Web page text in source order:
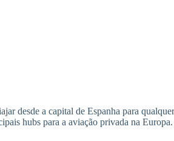
desde a capital de Espanha para
hubs para a aviação privada na Europa.